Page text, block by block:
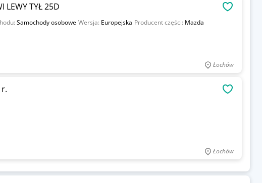
LEWY TYŁ 25D
Samochody osobowe Wersja: Europejska Producent części: Mazda
Łochów
Łochów